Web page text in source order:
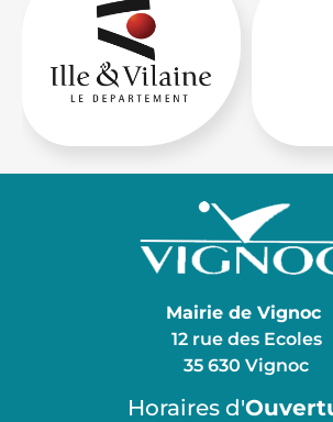
Mairie de Vignoc
12 rue des Ecoles
35 630 Vignoc
Horaires d'